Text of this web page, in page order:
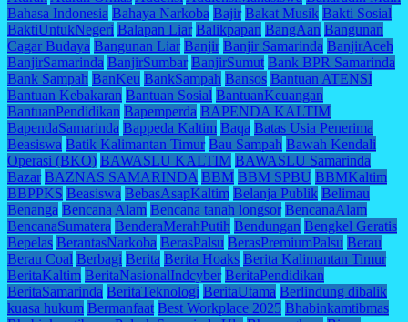
Bahasa Indonesia Bahaya Narkoba Bajir Bakat Musik Bakti Sosial
BaktiUntukNegeri Balapan Liar Balikpapan BangAan Bangunan
Cagar Budaya Bangunan Liar Banjir Banjir Samarinda BanjirAceh
BanjirSamarinda BanjirSumbar BanjirSumut Bank BPR Samarinda
Bank Sampah BanKeu BankSampah Bansos Bantuan ATENSI
Bantuan Kebakaran Bantuan Sosial BantuanKeuangan
BantuanPendidikan Bapemperda BAPENDA KALTIM
BapendaSamarinda Bappeda Kaltim Baqa Batas Usia Penerima
Beasiswa Batik Kalimantan Timur Bau Sampah Bawah Kendali
Operasi (BKO) BAWASLU KALTIM BAWASLU Samarinda
Bazar BAZNAS SAMARINDA BBM BBM SPBU BBMKaltim
BBPPKS Beasiswa BebasAsapKaltim Belanja Publik Belimau
Benanga Bencana Alam Bencana tanah longsor BencanaAlam
BencanaSumatera BenderaMerahPutih Bendungan Bengkel Geratis
Bepelas BerantasNarkoba BerasPalsu BerasPremiumPalsu Berau
Berau Coal Berbagi Berita Berita Hoaks Berita Kalimantan Timur
BeritaKaltim BeritaNasionalIndcyber BeritaPendidikan
BeritaSamarinda BeritaTeknologi BeritaUtama Berlindung dibalik
kuasa hukum Bermanfaat Best Workplace 2025 Bhabinkamtibmas